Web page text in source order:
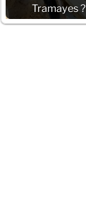
Tramayes ?